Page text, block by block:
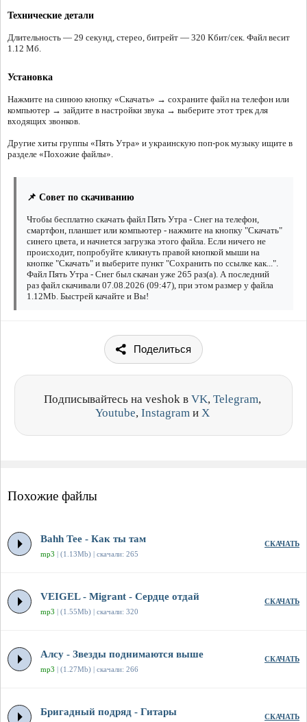
Технические детали
Длительность — 29 секунд, стерео, битрейт — 320 Кбит/сек. Файл весит
1.12 Мб.
Установка
Нажмите на синюю кнопку «Скачать» → сохраните файл на телефон или
компьютер → зайдите в настройки звука → выберите этот трек для
входящих звонков.
Другие хиты группы «Пять Утра» и украинскую поп-рок музыку ищите в
разделе «Похожие файлы».
📌 Совет по скачиванию
Чтобы бесплатно скачать файл Пять Утра - Снег на телефон,
смартфон, планшет или компьютер - нажмите на кнопку "Скачать"
синего цвета, и начнется загрузка этого файла. Если ничего не
происходит, попробуйте кликнуть правой кнопкой мыши на
кнопке "Скачать" и выберите пункт "Сохранить по ссылке как...".
Файл Пять Утра - Снег был скачан уже 265 раз(а). А последний
раз файл скачивали 07.08.2026 (09:47), при этом размер у файла
1.12Mb. Быстрей качайте и Вы!
Поделиться
Подписывайтесь на veshok в VK, Telegram,
Youtube, Instagram и X
Похожие файлы
Bahh Tee - Как ты там
mp3 | (1.13Mb) | скачали: 265
СКАЧАТЬ
VEIGEL - Migrant - Сердце отдай
mp3 | (1.55Mb) | скачали: 320
СКАЧАТЬ
Алсу - Звезды поднимаются выше
mp3 | (1.27Mb) | скачали: 266
СКАЧАТЬ
Бригадный подряд - Гитары СКАЧАТЬ